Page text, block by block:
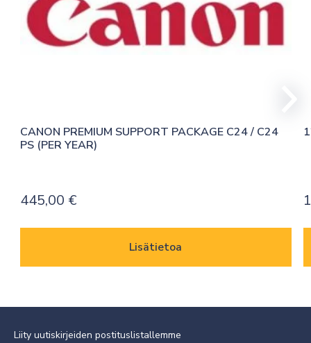
CANON PREMIUM SUPPORT PACKAGE C24 / C24
PS (PER YEAR)
445,00 €
Lisätietoa
Liity uutiskirjeiden postituslistallemme